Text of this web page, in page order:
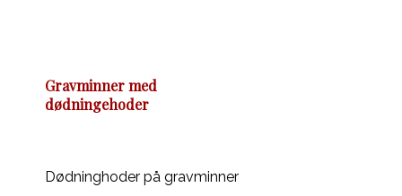
Gravminner med
dødningehoder
Dødninghoder på gravminner